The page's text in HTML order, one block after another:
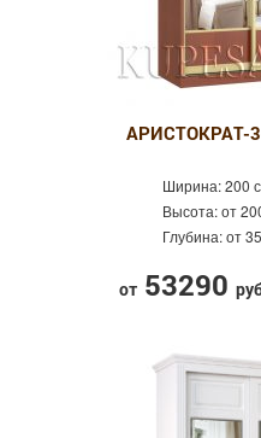
АРИСТОКРАТ-
Ширина:200
Высота:от
Глубина:от
от 53290